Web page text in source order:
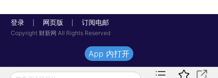
登录 网页版 订阅电邮
Copyright 财新网 All Rights Reserved
App 内打开